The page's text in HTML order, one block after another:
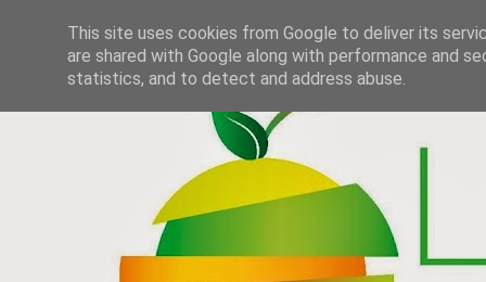
This site uses cookies from Google to deliver its
are shared with Google along with performance and
statistics, and to detect and address abuse.